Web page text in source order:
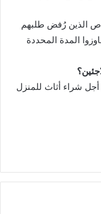
الذين رُفض طلبهم
المدة المحددة
شراء أثاث للمنزل